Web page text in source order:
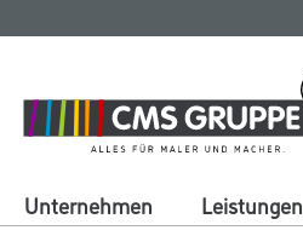
springen
springen
Unternehmen Leistungen